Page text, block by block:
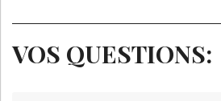
VOS QUESTIONS: